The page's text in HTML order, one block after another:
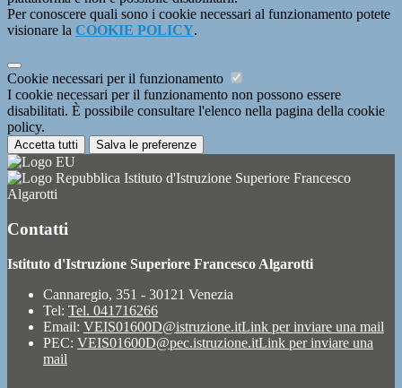
Per conoscere quali sono i cookie necessari al funzionamento potete
visionare la COOKIE POLICY.
Cookie necessari per il funzionamento
I cookie necessari per il funzionamento non possono essere
disabilitati. È possibile consultare l'elenco nella pagina della cookie
policy.
Accetta tutti Salva le preferenze
Istituto d'Istruzione Superiore Francesco
Algarotti
Contatti
Istituto d'Istruzione Superiore Francesco Algarotti
Cannaregio, 351 - 30121 Venezia
Tel: Tel. 041716266
Email: VEIS01600D@istruzione.itLink per inviare una mail
PEC: VEIS01600D@pec.istruzione.itLink per inviare una
mail